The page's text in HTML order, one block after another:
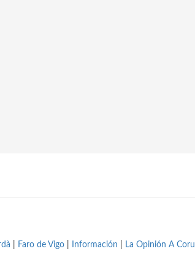
Faro de Vigo Información La Opinión A